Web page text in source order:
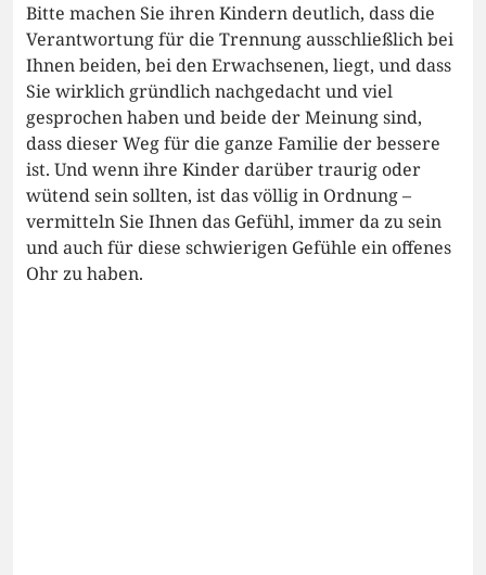
Bitte machen Sie ihren Kindern deutlich, dass die
Verantwortung für die Trennung ausschließlich bei
Ihnen beiden, bei den Erwachsenen, liegt, und dass
Sie wirklich gründlich nachgedacht und viel
gesprochen haben und beide der Meinung sind,
dass dieser Weg für die ganze Familie der bessere
ist. Und wenn ihre Kinder darüber traurig oder
wütend sein sollten, ist das völlig in Ordnung –
vermitteln Sie Ihnen das Gefühl, immer da zu sein
und auch für diese schwierigen Gefühle ein offenes
Ohr zu haben.